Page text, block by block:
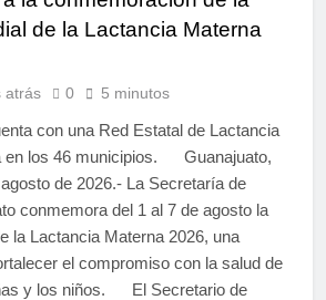
de la Lactancia Materna
atrás 0 5 minutos
con una Red Estatal de Lactancia
en los 46 municipios. Guanajuato,
de 2026.- La Secretaría de
conmemora del 1 al 7 de agosto la
la Lactancia Materna 2026, una
el compromiso con la salud de
y los niños. El Secretario de